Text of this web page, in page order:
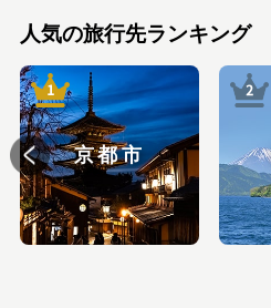
人気の旅行先ランキング
京都市